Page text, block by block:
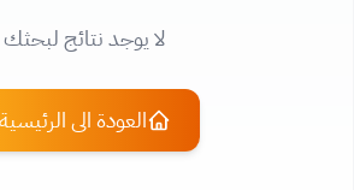
لا يوجد نتائج لبحثك
العودة الى الرئيسية